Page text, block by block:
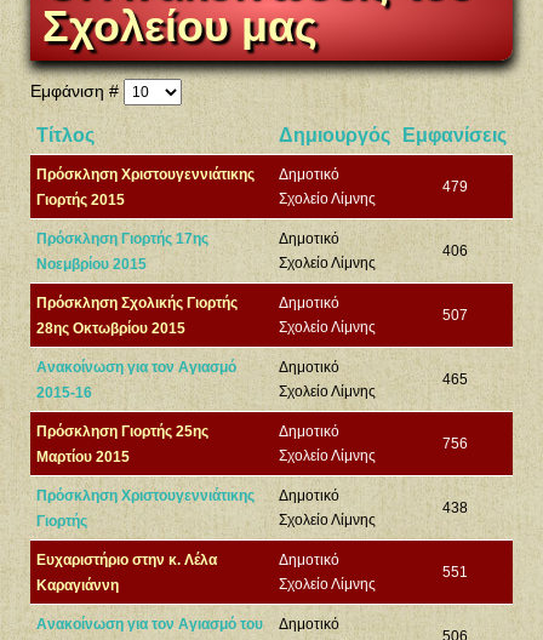
Σχολείου μας
Εμφάνιση #
Τίτλος Δημιουργός Εμφανίσεις
Πρόσκληση Χριστουγεννιάτικης
Γιορτής 2015
Δημοτικό
Σχολείο Λίμνης
479
Πρόσκληση Γιορτής 17ης
Νοεμβρίου 2015
Δημοτικό
Σχολείο Λίμνης
406
Πρόσκληση Σχολικής Γιορτής
28ης Οκτωβρίου 2015
Δημοτικό
Σχολείο Λίμνης
507
Ανακοίνωση για τον Αγιασμό
2015-16
Δημοτικό
Σχολείο Λίμνης
465
Πρόσκληση Γιορτής 25ης
Μαρτίου 2015
Δημοτικό
Σχολείο Λίμνης
756
Πρόσκληση Χριστουγεννιάτικης
Γιορτής
Δημοτικό
Σχολείο Λίμνης
438
Ευχαριστήριο στην κ. Λέλα
Καραγιάννη
Δημοτικό
Σχολείο Λίμνης
551
Ανακοίνωση για τον Αγιασμό του
Δημοτικό